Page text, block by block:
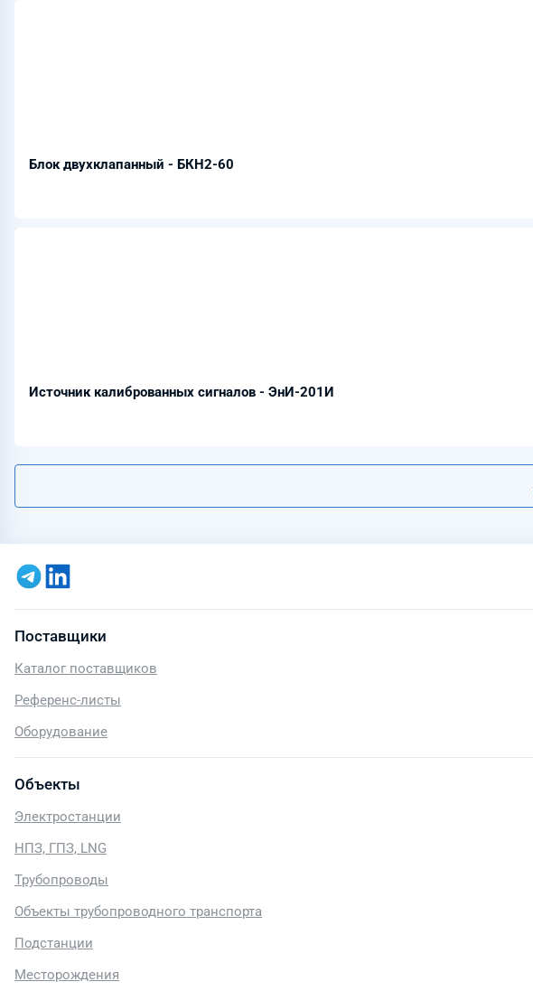
Блок двухклапанный - БКН2-60
Источник калиброванных сигналов - ЭнИ-201И
Поставщики
Каталог поставщиков
Референс-листы
Оборудование
Объекты
Электростанции
НПЗ, ГПЗ, LNG
Трубопроводы
Объекты трубопроводного транспорта
Подстанции
Месторождения